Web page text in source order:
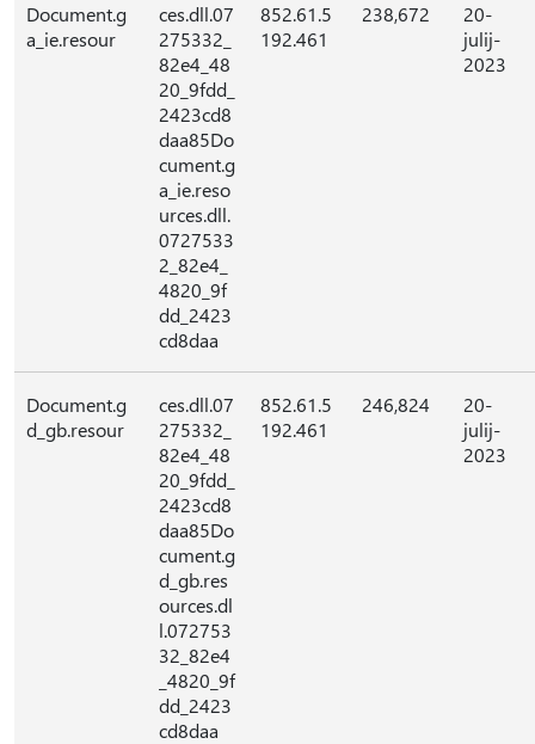
Document.g
a_ie.resour
ces.dll.07
275332_
82e4_48
20_9fdd_
2423cd8
daa85Do
cument.g
a_ie.reso
urces.dll.
0727533
2_82e4_
4820_9f
dd_2423
cd8daa
852.61.5
192.461
238,672
20-
julij-
2023
Document.g
d_gb.resour
ces.dll.07
275332_
82e4_48
20_9fdd_
2423cd8
daa85Do
cument.g
d_gb.res
ources.dl
l.072753
32_82e4
_4820_9f
dd_2423
cd8daa
852.61.5
192.461
246,824
20-
julij-
2023